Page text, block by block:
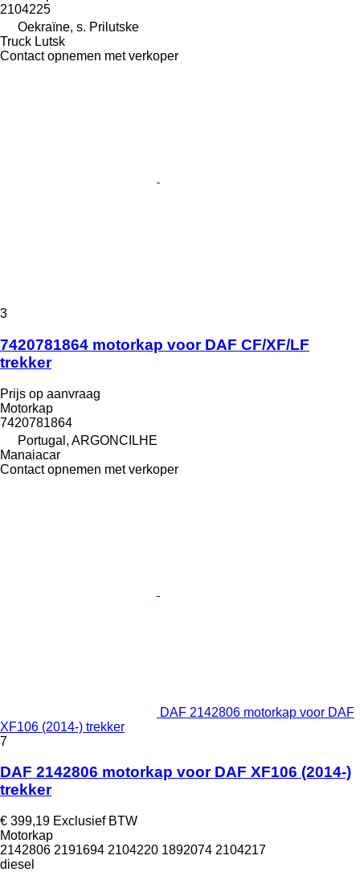
2104225
Oekraïne, s. Prilutske
Truck Lutsk
Contact opnemen met verkoper
3
7420781864 motorkap voor DAF CF/XF/LF
trekker
Prijs op aanvraag
Motorkap
7420781864
Portugal, ARGONCILHE
Manaiacar
Contact opnemen met verkoper
DAF 2142806 motorkap voor DAF
XF106 (2014-) trekker
7
DAF 2142806 motorkap voor DAF XF106 (2014-)
trekker
€ 399,19 Exclusief BTW
Motorkap
2142806 2191694 2104220 1892074 2104217
diesel